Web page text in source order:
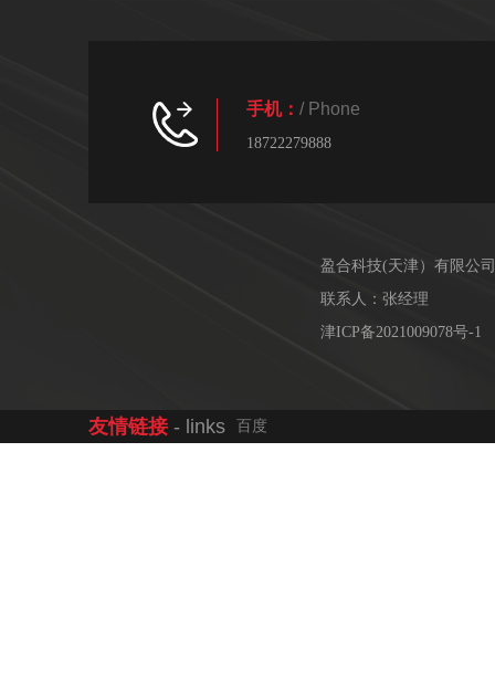
手机： / Phone
18722279888
盈合科技(天津）有限公司
联系人：张经理
津ICP备2021009078号-1
友情链接 - links 百度